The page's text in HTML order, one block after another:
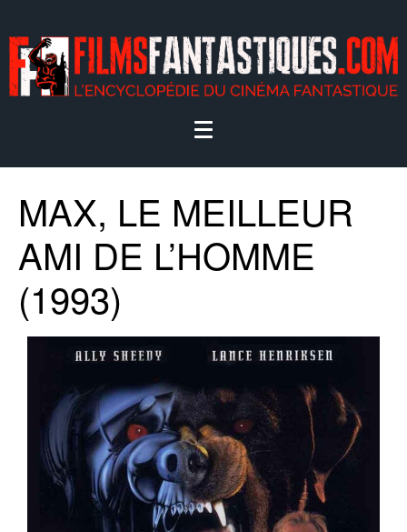
MAX, LE MEILLEUR
AMI DE L’HOMME
(1993)